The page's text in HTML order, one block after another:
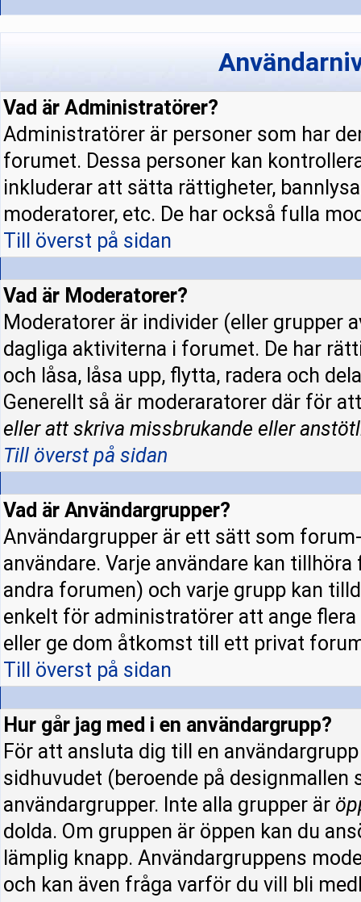
Vad är Administratörer?
Administratörer är personer som har
forumet. Dessa personer kan
inkluderar att sätta rättigheter,
moderatorer, etc. De har också fulla
Till överst på sidan
Vad är Moderatorer?
Moderatorer är individer (eller grupper
dagliga aktiviterna i forumet. De har
och låsa, låsa upp, flytta, radera och
Generellt så är moderaratorer där för
eller att skriva missbrukande eller
Till överst på sidan
Vad är Användargrupper?
Användargrupper är ett sätt som
användare. Varje användare kan
andra forumen) och varje grupp kan
enkelt för administratörer att ange
eller ge dom åtkomst till ett privat
Till överst på sidan
Hur går jag med i en användargrupp?
För att ansluta dig till en
sidhuvudet (beroende på designmallen
användargrupper. Inte alla grupper är
dolda. Om gruppen är öppen kan du
lämplig knapp. Användargruppens
och kan även fråga varför du vill bli